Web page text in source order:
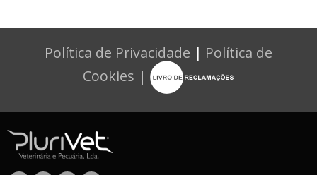
Política de Privacidade | Política de
Cookies |